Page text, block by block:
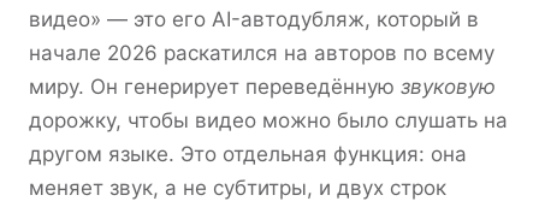
видео» — это его AI-автодубляж, который в
начале 2026 раскатился на авторов по всему
миру. Он генерирует переведённую звуковую
дорожку, чтобы видео можно было слушать на
другом языке. Это отдельная функция: она
меняет звук, а не субтитры, и двух строк